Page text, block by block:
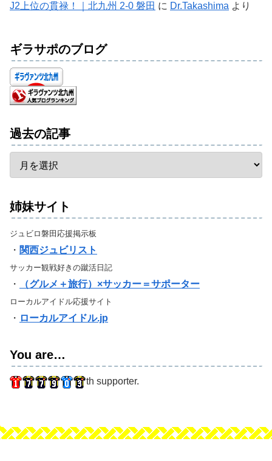
J2上位の貫禄！｜北九州 2-0 磐田 に Dr.Takashima より
ギラサポのブログ
過去の記事
姉妹サイト
ジュビロ磐田応援掲示板
・ 関西ジュビリスト
サッカー観戦好きの蹴活日記
・ （グルメ＋旅行）×サッカー＝サポーター
ローカルアイドル応援サイト
・ ローカルアイドル.jp
You are…
th supporter.